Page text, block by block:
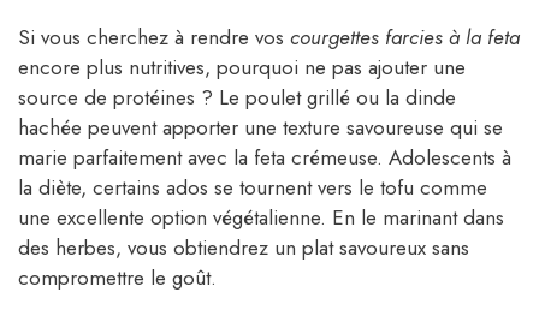
Si vous cherchez à rendre vos courgettes farcies à la feta
encore plus nutritives, pourquoi ne pas ajouter une
source de protéines ? Le poulet grillé ou la dinde
hachée peuvent apporter une texture savoureuse qui se
marie parfaitement avec la feta crémeuse. Adolescents à
la diète, certains ados se tournent vers le tofu comme
une excellente option végétalienne. En le marinant dans
des herbes, vous obtiendrez un plat savoureux sans
compromettre le goût.